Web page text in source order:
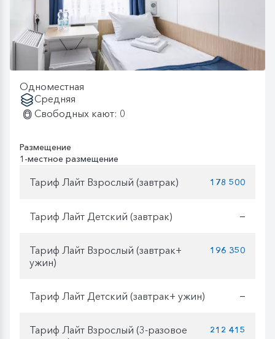
Одноместная
Средняя
Свободных кают: 0
Размещение
1-местное размещение
Тариф Лайт Взрослый (завтрак) 178 500
Тариф Лайт Детский (завтрак) —
Тариф Лайт Взрослый (завтрак+
ужин)
196 350
Тариф Лайт Детский (завтрак+ ужин) —
Тариф Лайт Взрослый (3-разовое
212 415